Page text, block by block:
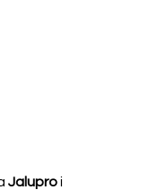
Jaluproi